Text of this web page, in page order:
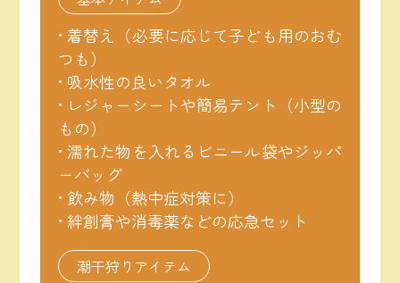
• 着替え（必要に応じて子ども用のおむ
つも）
• 吸水性の良いタオル
• レジャーシートや簡易テント（小型の
もの）
• 濡れた物を入れるビニール袋やジッパ
ーバッグ
• 飲み物（熱中症対策に）
• 絆創膏や消毒薬などの応急セット
潮干狩りアイテム